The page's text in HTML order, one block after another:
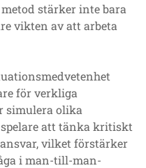
stärker inte bara
vikten av att arbeta
för verkliga
simulera olika
att tänka kritiskt
vilket förstärker
i man-till-man-